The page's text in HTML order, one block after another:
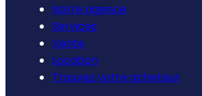
Notre agence
Services
Vente
Location
Trouvez votre acheteur